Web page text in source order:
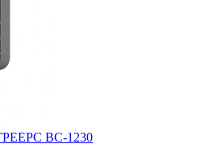
ВС-1230